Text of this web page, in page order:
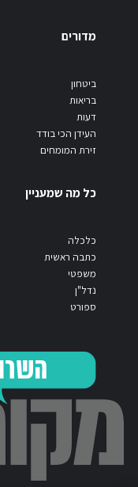
מדורים
ביטחון
בריאות
דעות
העידן הכי בודד
זירת המומחים
כל מה שמעניין
כלכלה
כתבה ראשית
משפטי
נדל"ן
ספורט